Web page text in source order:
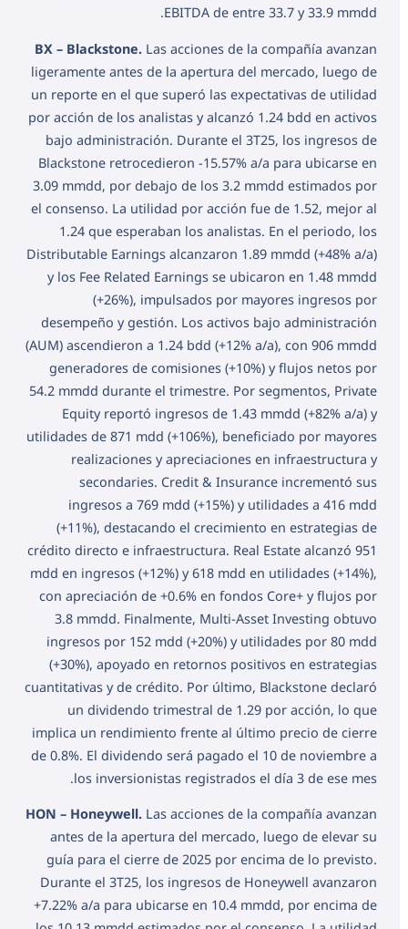
EBITDA de entre 33.7 y 33.9 mmdd.
BX – Blackstone. Las acciones de la compañía avanzan
ligeramente antes de la apertura del mercado, luego de
un reporte en el que superó las expectativas de utilidad
por acción de los analistas y alcanzó 1.24 bdd en activos
bajo administración. Durante el 3T25, los ingresos de
Blackstone retrocedieron -15.57% a/a para ubicarse en
3.09 mmdd, por debajo de los 3.2 mmdd estimados por
el consenso. La utilidad por acción fue de 1.52, mejor al
1.24 que esperaban los analistas. En el periodo, los
Distributable Earnings alcanzaron 1.89 mmdd (+48% a/a)
y los Fee Related Earnings se ubicaron en 1.48 mmdd
(+26%), impulsados por mayores ingresos por
desempeño y gestión. Los activos bajo administración
(AUM) ascendieron a 1.24 bdd (+12% a/a), con 906 mmdd
generadores de comisiones (+10%) y flujos netos por
54.2 mmdd durante el trimestre. Por segmentos, Private
Equity reportó ingresos de 1.43 mmdd (+82% a/a) y
utilidades de 871 mdd (+106%), beneficiado por mayores
realizaciones y apreciaciones en infraestructura y
secondaries. Credit & Insurance incrementó sus
ingresos a 769 mdd (+15%) y utilidades a 416 mdd
(+11%), destacando el crecimiento en estrategias de
crédito directo e infraestructura. Real Estate alcanzó 951
mdd en ingresos (+12%) y 618 mdd en utilidades (+14%),
con apreciación de +0.6% en fondos Core+ y flujos por
3.8 mmdd. Finalmente, Multi-Asset Investing obtuvo
ingresos por 152 mdd (+20%) y utilidades por 80 mdd
(+30%), apoyado en retornos positivos en estrategias
cuantitativas y de crédito. Por último, Blackstone declaró
un dividendo trimestral de 1.29 por acción, lo que
implica un rendimiento frente al último precio de cierre
de 0.8%. El dividendo será pagado el 10 de noviembre a
los inversionistas registrados el día 3 de ese mes.
HON – Honeywell. Las acciones de la compañía avanzan
antes de la apertura del mercado, luego de elevar su
guía para el cierre de 2025 por encima de lo previsto.
Durante el 3T25, los ingresos de Honeywell avanzaron
+7.22% a/a para ubicarse en 10.4 mmdd, por encima de